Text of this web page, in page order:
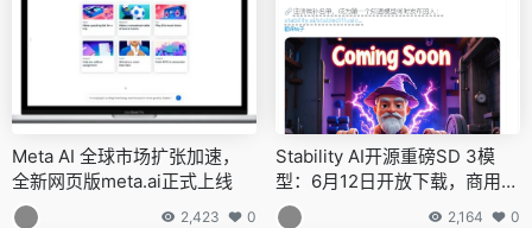
Meta AI 全球市场扩张加速，
全新网页版meta.ai正式上线
2,423 0
Stability AI开源重磅SD 3模
型：6月12日开放下载，商用限
制引发热议
2,164 0